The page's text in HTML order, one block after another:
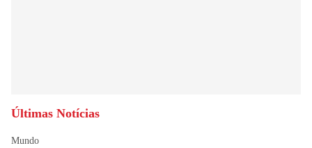
Últimas Notícias
Mundo